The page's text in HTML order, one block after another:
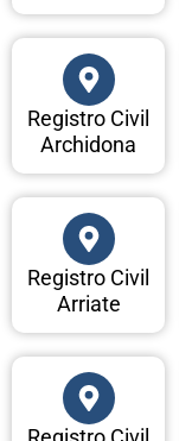
Registro Civil
Archidona
Registro Civil
Arriate